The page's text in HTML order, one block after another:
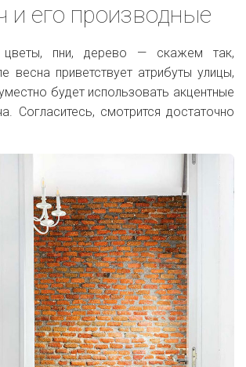
и его производные
цветы, пни, дерево — скажем так,
весна приветствует атрибуты улицы,
будет использовать акцентные
Согласитесь, смотрится достаточно